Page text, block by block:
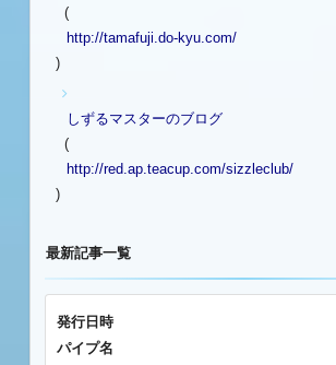
(
http://tamafuji.do-kyu.com/
)
しずるマスターのブログ
(
http://red.ap.teacup.com/sizzleclub/
)
最新記事一覧
発行日時
パイプ名